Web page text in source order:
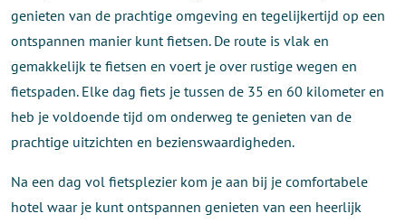
genieten van de prachtige omgeving en tegelijkertijd op een
ontspannen manier kunt fietsen. De route is vlak en
gemakkelijk te fietsen en voert je over rustige wegen en
fietspaden. Elke dag fiets je tussen de 35 en 60 kilometer en
heb je voldoende tijd om onderweg te genieten van de
prachtige uitzichten en bezienswaardigheden.
Na een dag vol fietsplezier kom je aan bij je comfortabele
hotel waar je kunt ontspannen genieten van een heerlijk